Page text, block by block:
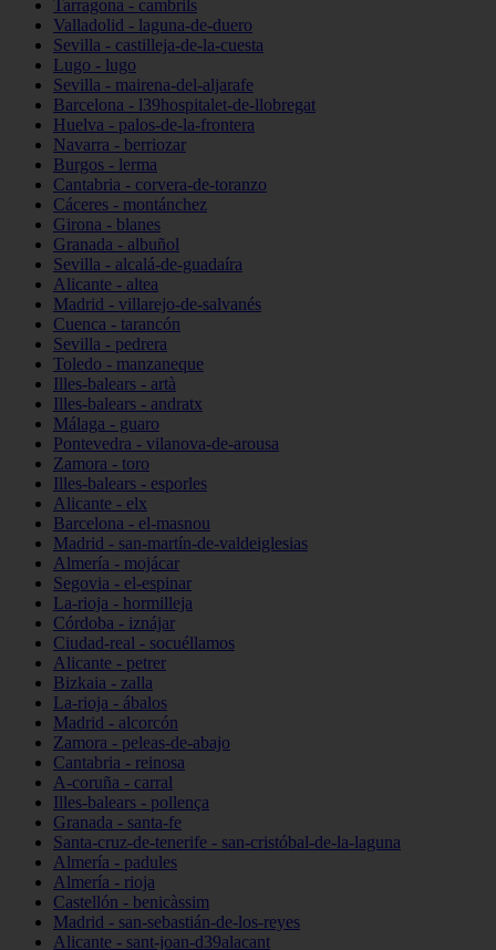
Tarragona - cambrils
Valladolid - laguna-de-duero
Sevilla - castilleja-de-la-cuesta
Lugo - lugo
Sevilla - mairena-del-aljarafe
Barcelona - l39hospitalet-de-llobregat
Huelva - palos-de-la-frontera
Navarra - berriozar
Burgos - lerma
Cantabria - corvera-de-toranzo
Cáceres - montánchez
Girona - blanes
Granada - albuñol
Sevilla - alcalá-de-guadaíra
Alicante - altea
Madrid - villarejo-de-salvanés
Cuenca - tarancón
Sevilla - pedrera
Toledo - manzaneque
Illes-balears - artà
Illes-balears - andratx
Málaga - guaro
Pontevedra - vilanova-de-arousa
Zamora - toro
Illes-balears - esporles
Alicante - elx
Barcelona - el-masnou
Madrid - san-martín-de-valdeiglesias
Almería - mojácar
Segovia - el-espinar
La-rioja - hormilleja
Córdoba - iznájar
Ciudad-real - socuéllamos
Alicante - petrer
Bizkaia - zalla
La-rioja - ábalos
Madrid - alcorcón
Zamora - peleas-de-abajo
Cantabria - reinosa
A-coruña - carral
Illes-balears - pollença
Granada - santa-fe
Santa-cruz-de-tenerife - san-cristóbal-de-la-laguna
Almería - padules
Almería - rioja
Castellón - benicàssim
Madrid - san-sebastián-de-los-reyes
Alicante - sant-joan-d39alacant